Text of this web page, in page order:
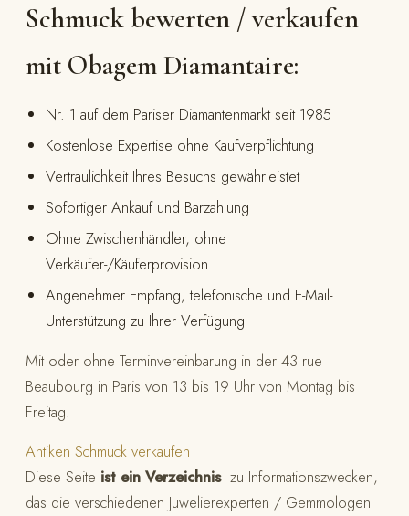
Schmuck bewerten / verkaufen
mit Obagem Diamantaire:
Nr. 1 auf dem Pariser Diamantenmarkt seit 1985
Kostenlose Expertise ohne Kaufverpflichtung
Vertraulichkeit Ihres Besuchs gewährleistet
Sofortiger Ankauf und Barzahlung
Ohne Zwischenhändler, ohne
Verkäufer-/Käuferprovision
Angenehmer Empfang, telefonische und E-Mail-
Unterstützung zu Ihrer Verfügung
Mit oder ohne Terminvereinbarung in der 43 rue
Beaubourg in Paris von 13 bis 19 Uhr von Montag bis
Freitag.
Antiken Schmuck verkaufen
Diese Seite ist ein Verzeichniszu Informationszwecken,
das die verschiedenen Juwelierexperten / Gemmologen